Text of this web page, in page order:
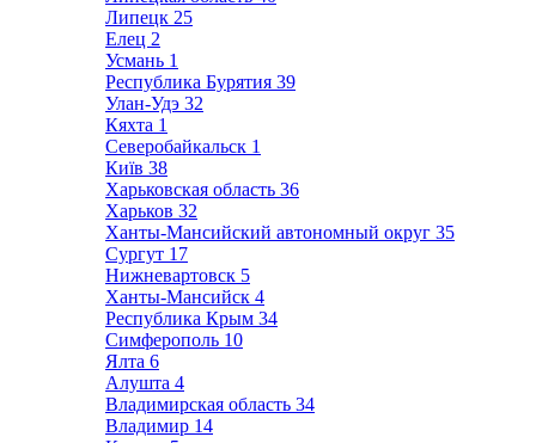
Липецк 25
Елец 2
Усмань 1
Республика Бурятия 39
Улан-Удэ 32
Кяхта 1
Северобайкальск 1
Київ 38
Харьковская область 36
Харьков 32
Ханты-Мансийский автономный округ 35
Сургут 17
Нижневартовск 5
Ханты-Мансийск 4
Республика Крым 34
Симферополь 10
Ялта 6
Алушта 4
Владимирская область 34
Владимир 14